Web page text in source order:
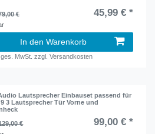
€ 45,99 € *
In den Warenkorb
MwSt. zzgl.Versandkosten
Lautsprecher Einbauset passend für
9 3 Lautsprecher Tür Vorne und
€
99,00 € *